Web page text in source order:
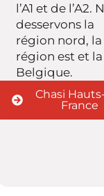
l’A1 et de l’A2.
desservons la
région nord, la
région est et la
Belgique.
Chasi
France